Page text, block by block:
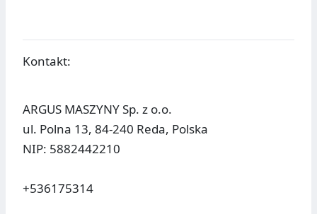
Kontakt:
ARGUS MASZYNY Sp. z o.o.
ul. Polna 13, 84-240 Reda, Polska
NIP: 5882442210
+536175314